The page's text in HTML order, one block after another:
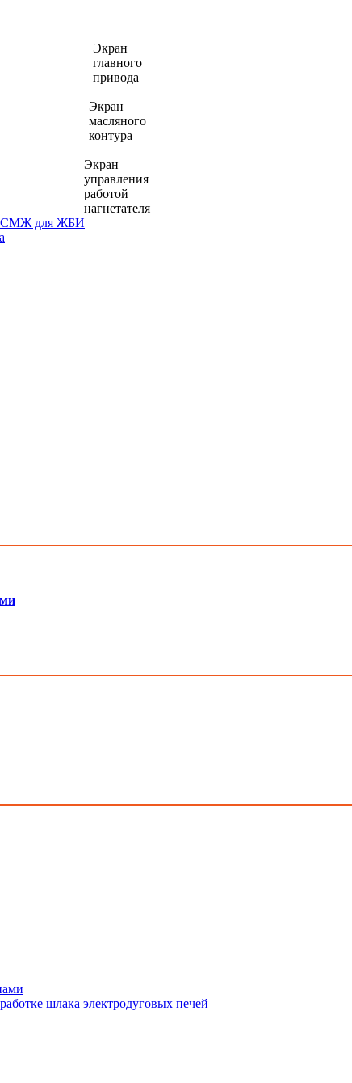
Экран
главного
привода
Экран
масляного
контура
Экран
управления
работой
нагнетателя
СМЖ для ЖБИ
шлака электродуговых печей